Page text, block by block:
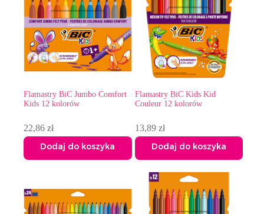
Flamastry BiC Jumbo Comfort
Kids 12 kolorów
22,86 zł
Dodaj do koszyka
Flamastry BiC Kids Kid
Couleur 12 kolorów
13,89 zł
Dodaj do koszyka